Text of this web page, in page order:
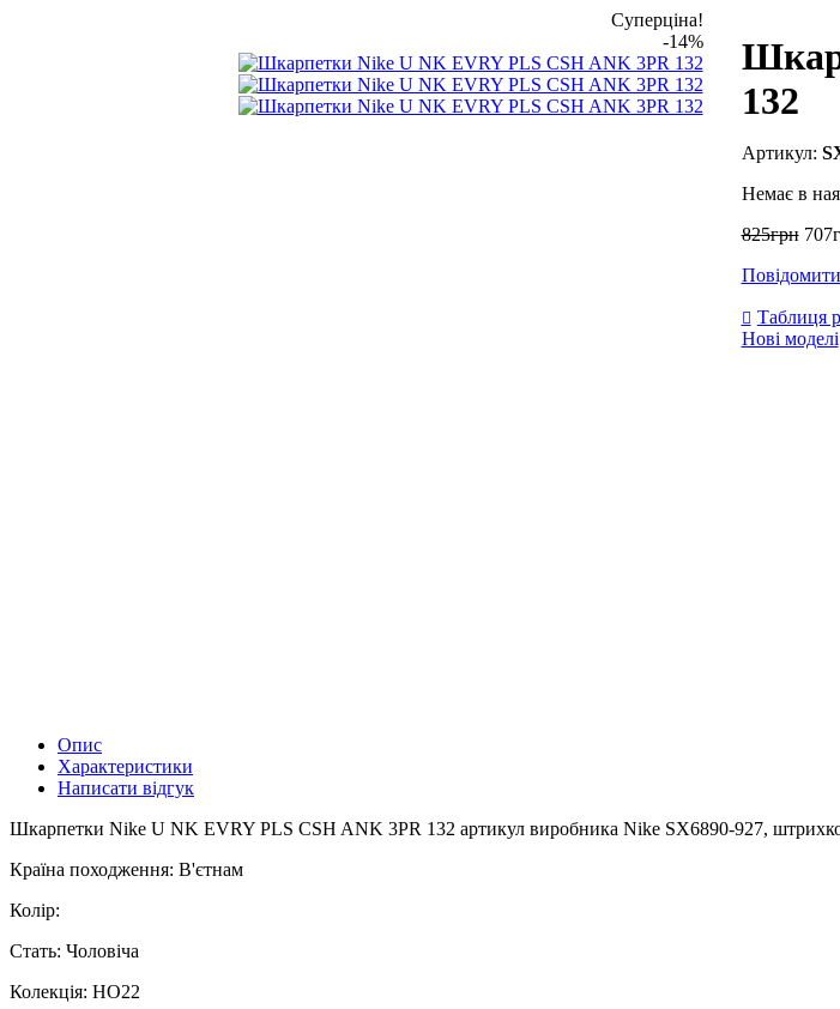
Суперціна!
-14%
132
Немає в
825грн 707
Таблиця
Нові моделі
Опис
Характеристики
Написати відгук
Шкарпетки Nike U NK EVRY PLS CSH ANK 3PR 132 артикул виробника Nike SX6890-927, штрихкод
Країна походження: В'єтнам
Колір:
Стать: Чоловіча
Колекція: HO22